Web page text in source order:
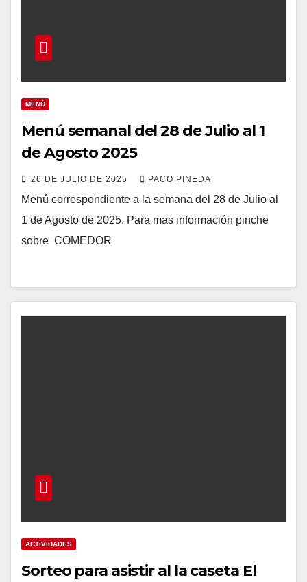
MENÚ
Menú semanal del 28 de Julio al 1
de Agosto 2025
26 DE JULIO DE 2025 PACO PINEDA
Menú correspondiente a la semana del 28 de Julio al
1 de Agosto de 2025. Para mas información pinche
sobre COMEDOR
ACTIVIDADES
Sorteo para asistir al la caseta El